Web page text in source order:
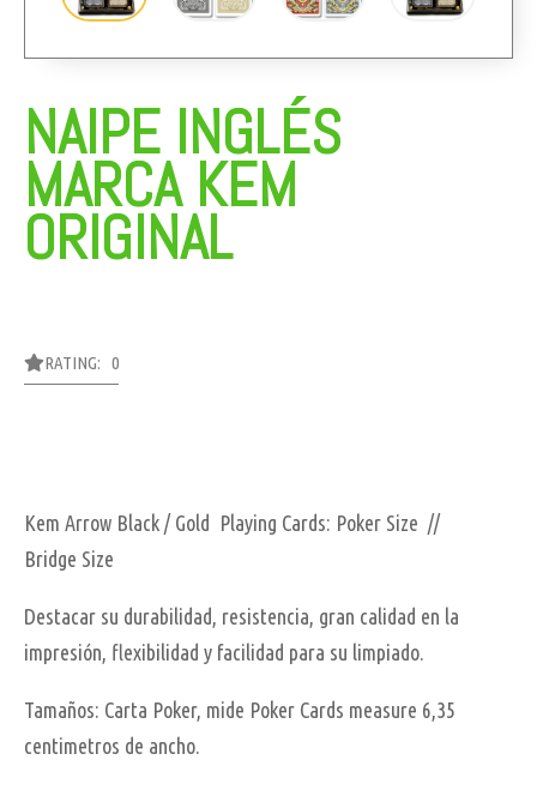
NAIPE INGLÉS
MARCA KEM
ORIGINAL
RATING: 0
Kem Arrow Black / Gold Playing Cards: Poker Size //
Bridge Size
Destacar su durabilidad, resistencia, gran calidad en la
impresión, flexibilidad y facilidad para su limpiado.
Tamaños: Carta Poker, mide Poker Cards measure 6,35
centimetros de ancho.